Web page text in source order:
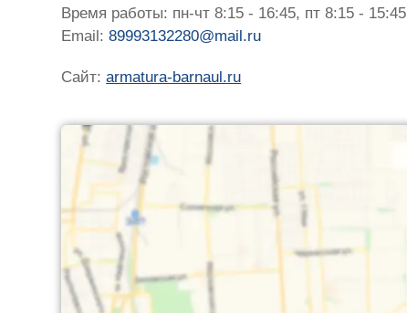
Время работы: пн-чт 8:15 - 16:45, пт 8:15 - 15:45
Email:89993132280@mail.ru
Сайт:armatura-barnaul.ru